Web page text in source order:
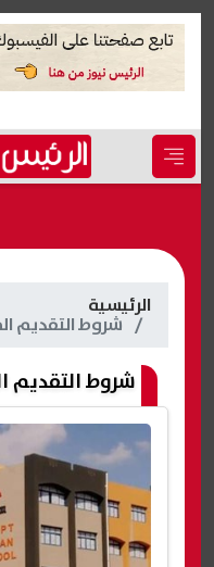
الرئيسية
شروط التقديم
شروط التقديم